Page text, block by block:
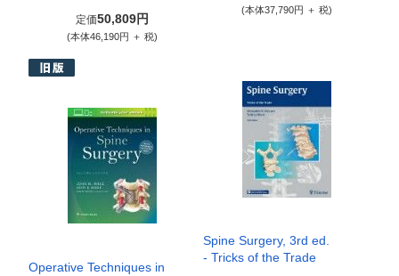
定価50,809円
(本体46,190円 ＋ 税)
(本体37,790円 ＋ 税)
Operative Techniques in
Spine Surgery, 3rd ed.
- Tricks of the Trade